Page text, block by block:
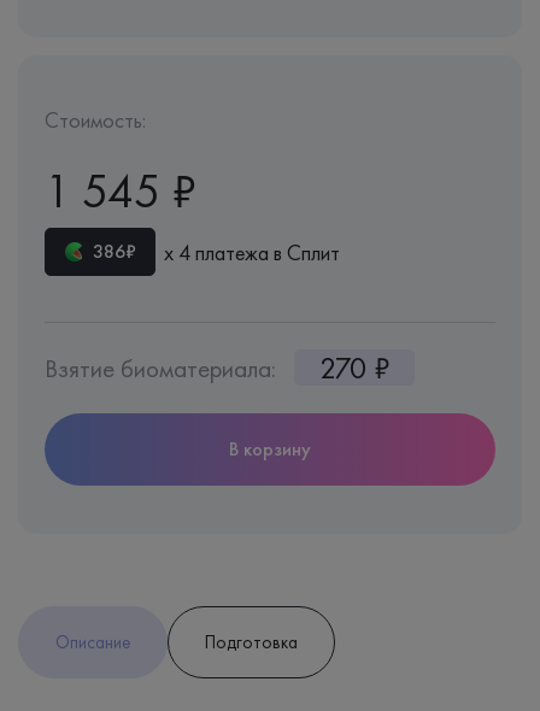
Стоимость:
1 545 ₽
386₽ х 4 платежа в Сплит
Взятие биоматериала: 270 ₽
В корзину
Описание Подготовка